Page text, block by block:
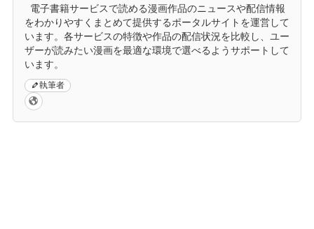
電子書籍サービスで読める漫画作品のニュースや配信情報
をわかりやすくまとめて提供するポータルサイトを運営して
います。各サービスの特徴や作品の配信状況を比較し、ユー
ザーが読みたい漫画を最適な環境で選べるようサポートして
います。
執筆者